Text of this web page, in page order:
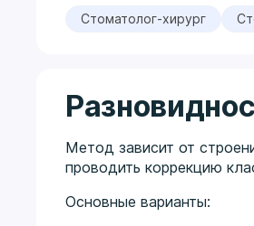
Стоматолог-хирург
Метод зависит от
проводить коррекцию
Основные варианты: